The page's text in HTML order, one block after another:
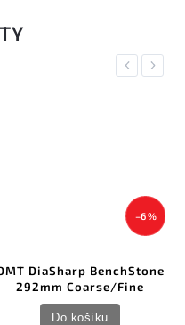
Previous
–6 %
DiaSharp BenchStone
292mm Coarse/Fine
Do košíku
Next